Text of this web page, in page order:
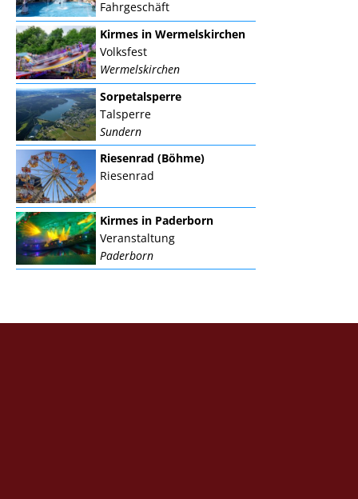
Fahrgeschäft
Kirmes in Wermelskirchen
Volksfest
Wermelskirchen
Sorpetalsperre
Talsperre
Sundern
Riesenrad (Böhme)
Riesenrad
Kirmes in Paderborn
Veranstaltung
Paderborn